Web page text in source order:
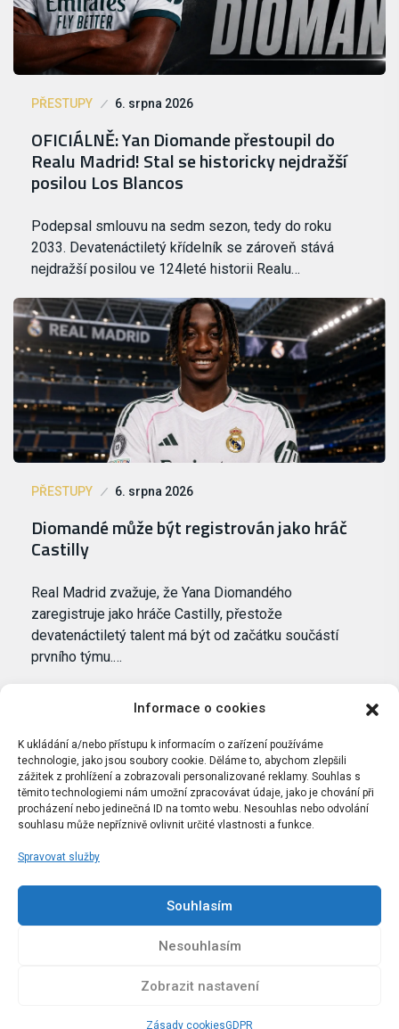
Informace o cookies
K ukládání a/nebo přístupu k informacím o zařízení používáme
technologie, jako jsou soubory cookie. Děláme to, abychom zlepšili
zážitek z prohlížení a zobrazovali personalizované reklamy. Souhlas s
těmito technologiemi nám umožní zpracovávat údaje, jako je chování při
procházení nebo jedinečná ID na tomto webu. Nesouhlas nebo odvolání
souhlasu může nepříznivě ovlivnit určité vlastnosti a funkce.
Spravovat služby
Souhlasím
Nesouhlasím
Zobrazit nastavení
Zásady cookiesGDPR
PŘESTUPY 6. srpna 2026
OFICIÁLNĚ: Yan Diomande přestoupil do
Realu Madrid! Stal se historicky nejdražší
posilou Los Blancos
Podepsal smlouvu na sedm sezon, tedy do roku
2033. Devatenáctiletý křídelník se zároveň stává
nejdražší posilou ve 124leté historii Realu…
PŘESTUPY 6. srpna 2026
Diomandé může být registrován jako hráč
Castilly
Real Madrid zvažuje, že Yana Diomandého
zaregistruje jako hráče Castilly, přestože
devatenáctiletý talent má být od začátku součástí
prvního týmu.…